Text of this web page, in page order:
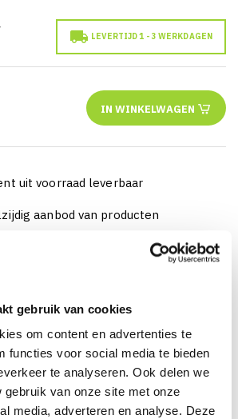
gebruik van cookies
om content en advertenties te
functies voor social media te bieden
te analyseren. Ook delen we
gebruik van onze site met onze
media, adverteren en analyse. Deze
 LEVERTIJD 1 - 3 WERKDAGEN
IN WINKELWAGEN
uit voorraad leverbaar
aanbod van producten
merkdealer
kwaliteit boven kwantiteit
met DHL en PostNL
telefonisch en per e-mail
mogelijk